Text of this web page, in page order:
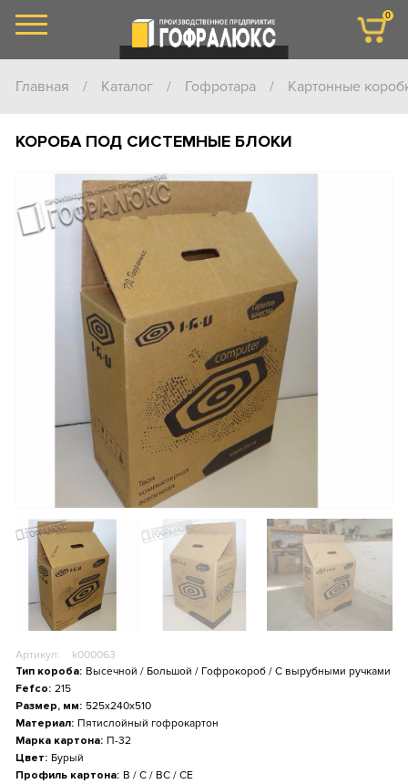
Главная / Каталог / Гофротара / Картонные
КОРОБА ПОД СИСТЕМНЫЕ БЛОКИ
Артикул:
k000063
Тип короба: Высечной / Большой / Гофрокороб / С вырубными ручками
Fefco: 215
Размер, мм: 525x240x510
Материал: Пятислойный гофрокартон
Марка картона: П-32
Цвет: Бурый
Профиль картона: B / С / BС / СE